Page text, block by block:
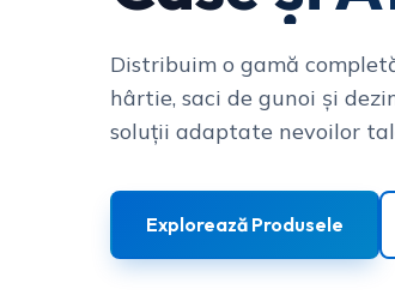
Distribuim o gamă
hârtie, saci de gunoi și
soluții adaptate nevoilor
Explorează Produsele